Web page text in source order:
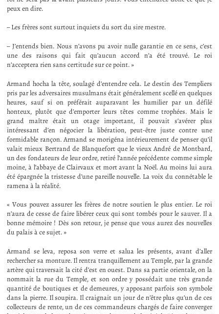
peux en dire.
– Les frères sont surtout inquiets du sort du sire mestre.
– J’entends bien. Nous n’avons pu avoir nulle garantie en ce sens, c’est
une des raisons qui fait qu’aucun accord n’a été trouvé. Le roi
n’acceptera rien sans certitude sur ce point. »
Armand hocha la tête, soulagé d’entendre cela. Le destin des Templiers
pris par les adversaires musulmans était généralement scellé en quelques
heures, sauf si on préférait auparavant les humilier par un défilé
honteux, plutôt que d’emporter leurs têtes comme trophées. Mais le
grand maître était un otage important, il pouvait s’avérer plus
intéressant d’en négocier la libération, peut-être juste contre une
formidable rançon. Armand se morigéna intérieurement de penser qu’il
valait mieux Bertrand de Blanquefort que le vieux André de Montbard,
un des fondateurs de leur ordre, retiré l’année précédente comme simple
moine, à l’abbaye de Clairvaux et mort avant la Noël. Au moins lui aura
été épargnée la tristesse d’une pareille nouvelle. La voix du connétable le
ramena à la réalité.
« Vous pouvez assurer les frères de notre soutien le plus entier. Le roi
n’aura de cesse de faire libérer ceux qui sont tombés pour le sauver. Il a
bonne mémoire ! Dès son retour, je pense que vous aurez des nouvelles
du palais à ce sujet. »
Armand se leva, reposa son verre et salua les présents, avant d’aller
rechercher sa monture. Il rentra tranquillement au Temple, par la grande
artère qui traversait la cité d’est en ouest. Dans sa partie orientale, on la
nommait la rue du Temple, et son ordre y possédait une très grande
quantité de boutiques et de demeures, y apposant parfois son symbole
dans la pierre. Il soupira. Il craignait un jour de n’être plus qu’un de ces
collecteurs de rente, un de ces commandeurs chargés de faire converger